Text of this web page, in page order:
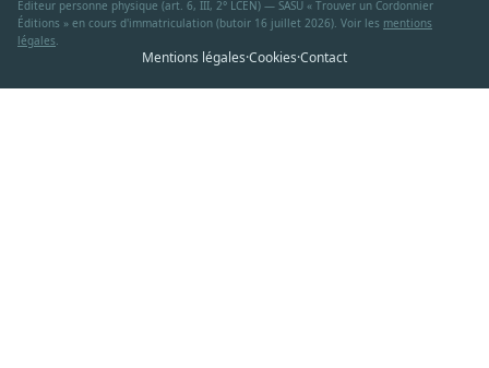
Éditeur personne physique (art. 6, III, 2° LCEN) — SASU « Trouver un Cordonnier
Éditions » en cours d'immatriculation (butoir 16 juillet 2026). Voir les mentions
légales
Mentions légales·Cookies·Contact